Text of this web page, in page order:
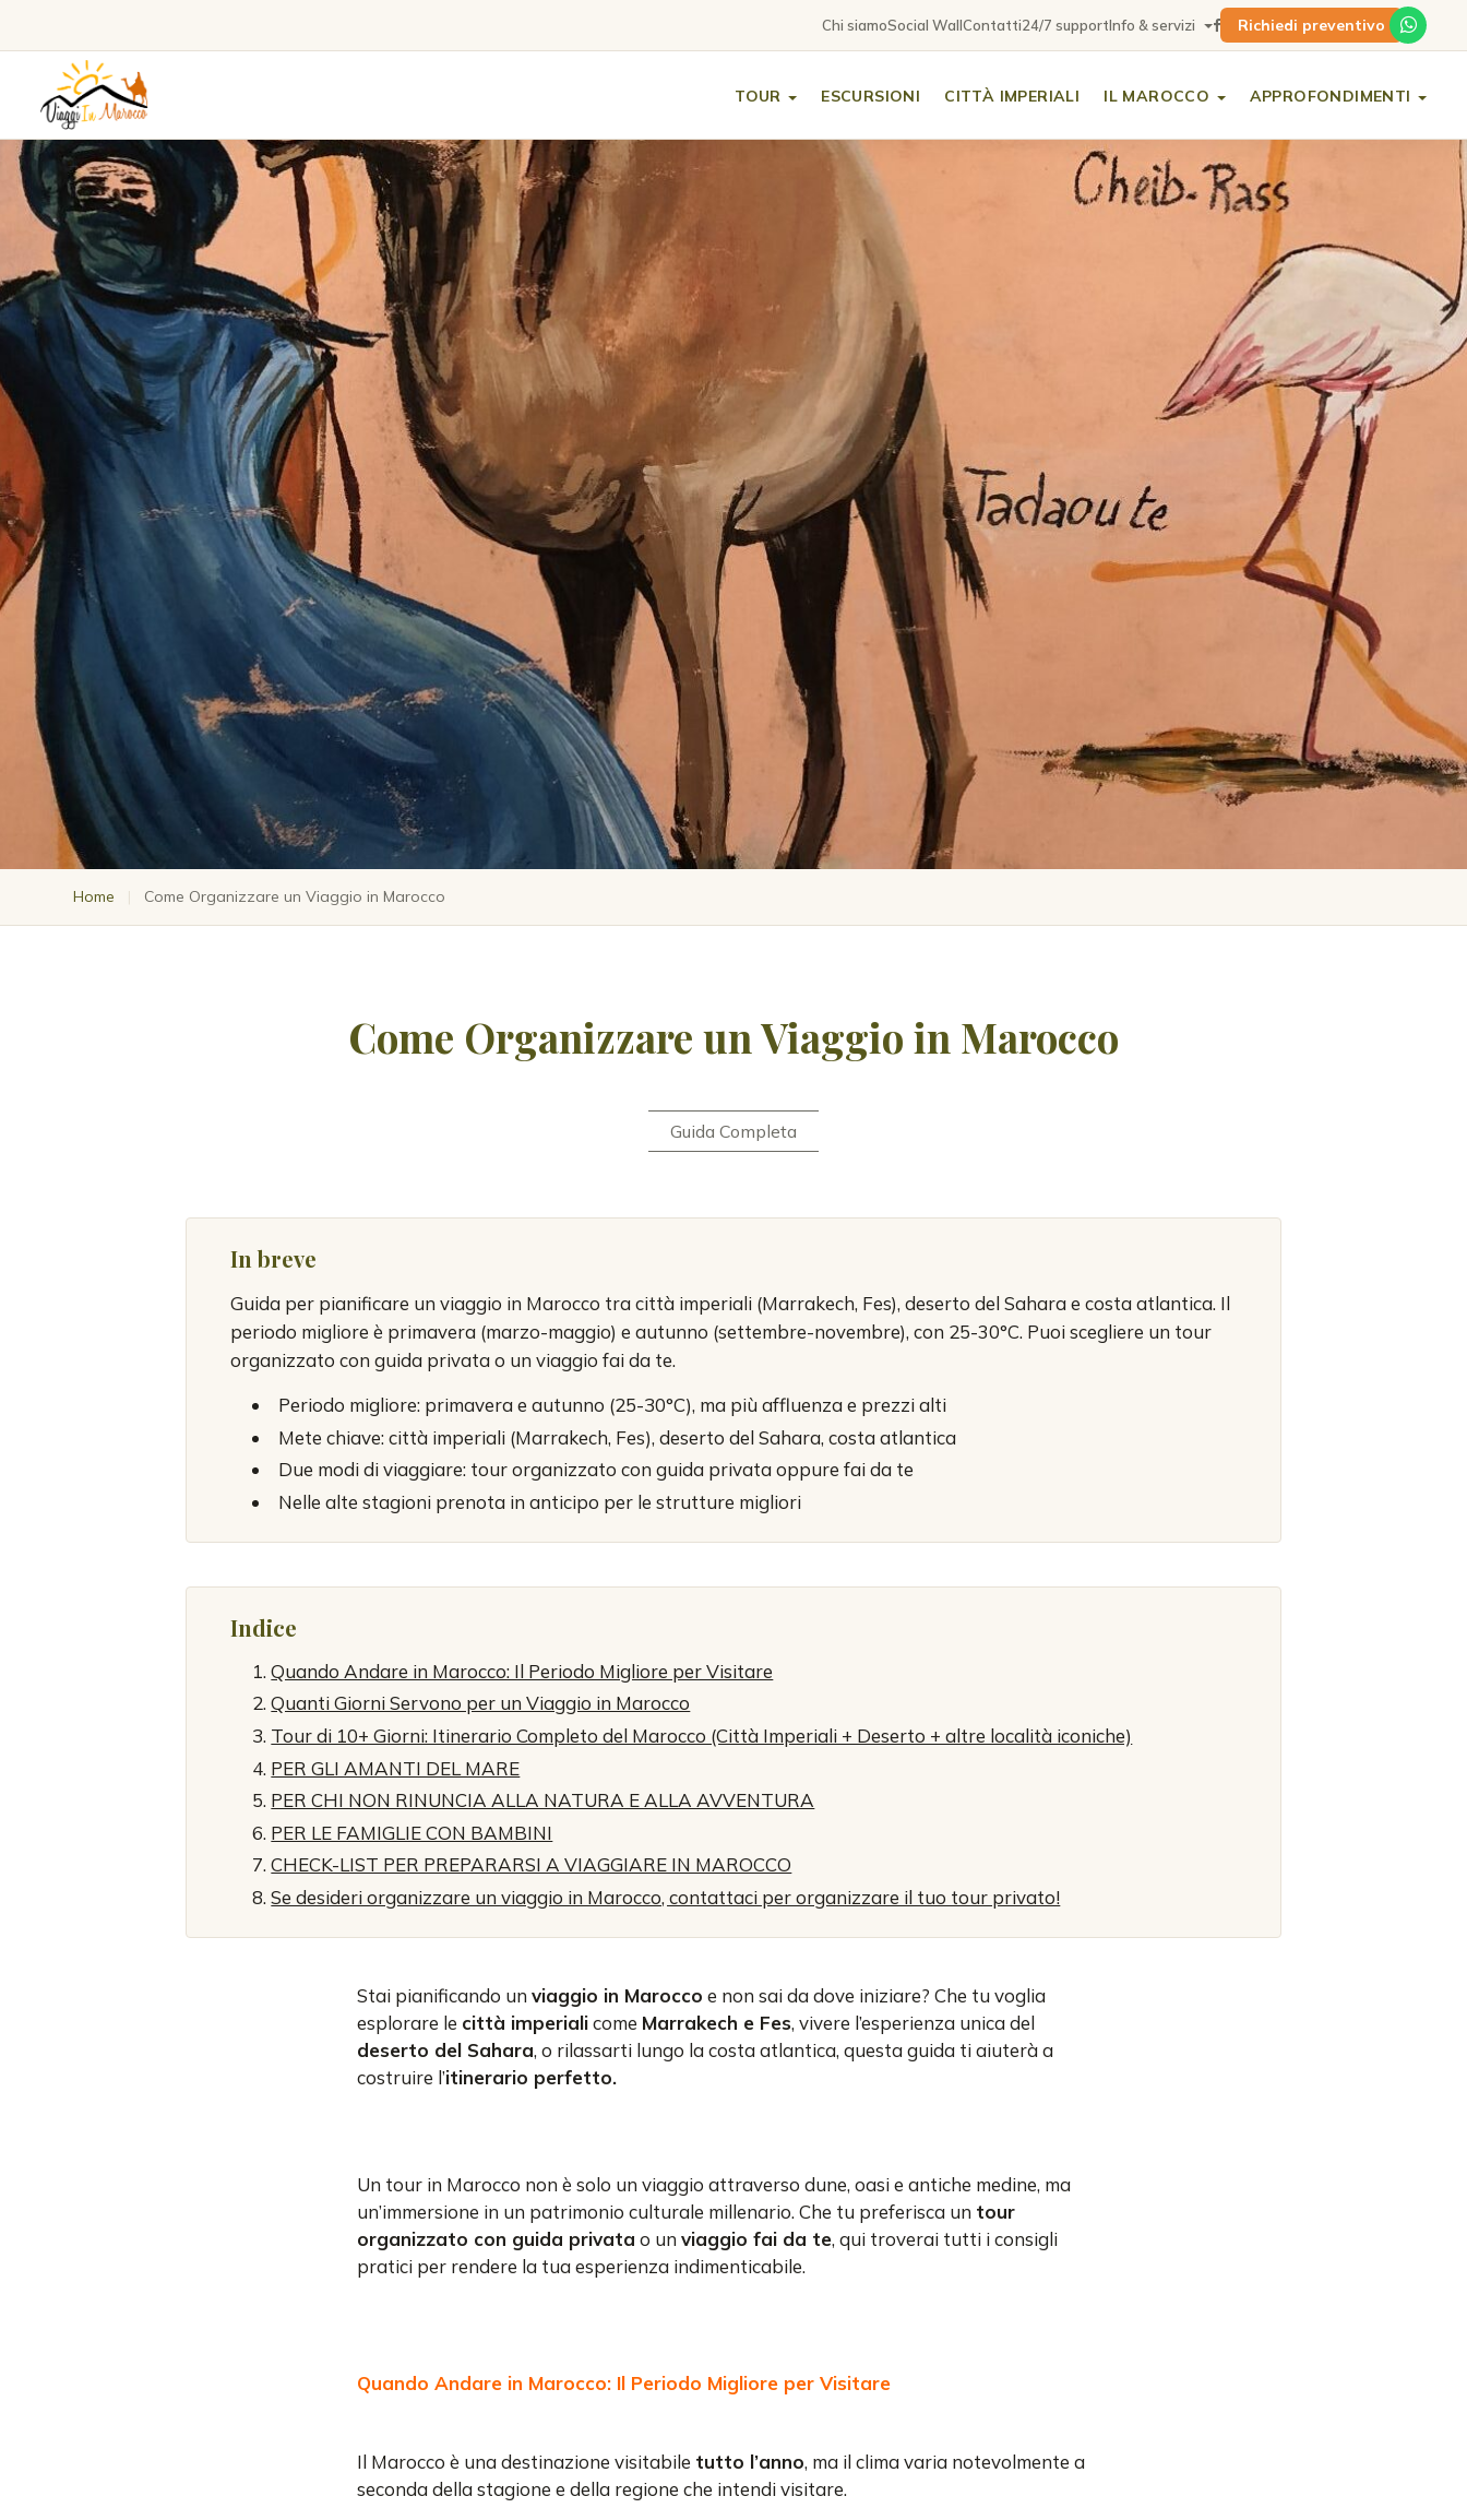
Chi siamoSocial WallContatti24/7 supportInfo & servizi Richiedi preventivo
TOUR ESCURSIONI CITTÀ IMPERIALI IL MAROCCO APPROFONDIMENTI
Home | Come Organizzare un Viaggio in Marocco
Come Organizzare un Viaggio in Marocco
Guida Completa
In breve
Guida per pianificare un viaggio in Marocco tra città imperiali (Marrakech, Fes), deserto del Sahara e costa atlantica. Il
periodo migliore è primavera (marzo-maggio) e autunno (settembre-novembre), con 25-30°C. Puoi scegliere un tour
organizzato con guida privata o un viaggio fai da te.
Periodo migliore: primavera e autunno (25-30°C), ma più affluenza e prezzi alti
Mete chiave: città imperiali (Marrakech, Fes), deserto del Sahara, costa atlantica
Due modi di viaggiare: tour organizzato con guida privata oppure fai da te
Nelle alte stagioni prenota in anticipo per le strutture migliori
Indice
Quando Andare in Marocco: Il Periodo Migliore per Visitare
Quanti Giorni Servono per un Viaggio in Marocco
Tour di 10+ Giorni: Itinerario Completo del Marocco (Città Imperiali + Deserto + altre località iconiche)
PER GLI AMANTI DEL MARE
PER CHI NON RINUNCIA ALLA NATURA E ALLA AVVENTURA
PER LE FAMIGLIE CON BAMBINI
CHECK-LIST PER PREPARARSI A VIAGGIARE IN MAROCCO
Se desideri organizzare un viaggio in Marocco, contattaci per organizzare il tuo tour privato!
Stai pianificando un viaggio in Marocco e non sai da dove iniziare? Che tu voglia
esplorare le città imperialicome Marrakech e Fes, vivere l’esperienza unica del
deserto del Sahara, o rilassarti lungo la costa atlantica, questa guida ti aiuterà a
costruire l’itinerario perfetto.
Un tour in Marocco non è solo un viaggio attraverso dune, oasi e antiche medine, ma
un’immersione in un patrimonio culturale millenario. Che tu preferisca un tour
organizzato con guida privata o un viaggio fai da te, qui troverai tutti i consigli
pratici per rendere la tua esperienza indimenticabile.
Quando Andare in Marocco: Il Periodo Migliore per Visitare
Il Marocco è una destinazione visitabile tutto l’anno, ma il clima varia notevolmente a
seconda della stagione e della regione che intendi visitare.